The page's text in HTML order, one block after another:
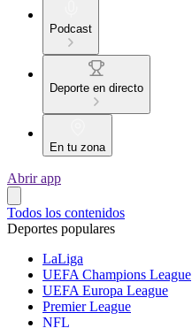
Podcast
Deporte en directo
En tu zona
Abrir app
Todos los contenidos
Deportes populares
LaLiga
UEFA Champions League
UEFA Europa League
Premier League
NFL